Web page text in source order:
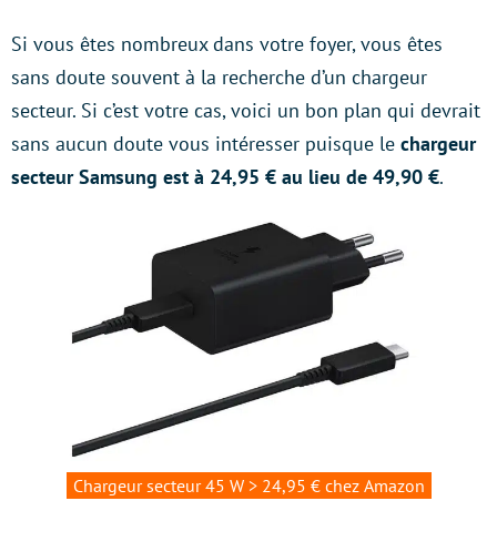
Si vous êtes nombreux dans votre foyer, vous êtes
sans doute souvent à la recherche d’un chargeur
secteur. Si c’est votre cas, voici un bon plan qui devrait
sans aucun doute vous intéresser puisque le chargeur
secteur Samsung est à 24,95 € au lieu de 49,90 €.
Chargeur secteur 45 W > 24,95 € chez Amazon